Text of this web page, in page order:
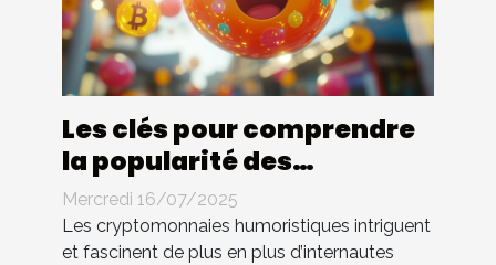
Les clés pour comprendre
la popularité des
cryptomonnaies
humoristiques
Mercredi 16/07/2025
Les cryptomonnaies humoristiques intriguent
et fascinent de plus en plus d’internautes